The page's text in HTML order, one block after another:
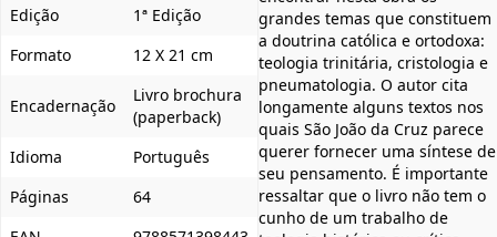
Edição
1ª Edição
Formato
12 X 21 cm
Encadernação
Livro brochura
(paperback)
Idioma
Português
Páginas
64
grandes temas que constituem
a doutrina católica e ortodoxa:
teologia trinitária, cristologia e
pneumatologia. O autor cita
longamente alguns textos nos
quais São João da Cruz parece
querer fornecer uma síntese de
seu pensamento. É importante
ressaltar que o livro não tem o
cunho de um trabalho de